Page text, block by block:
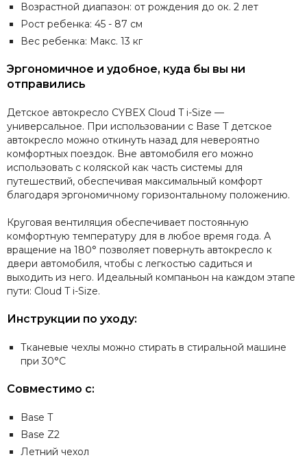
Возрастной диапазон: от рождения до ок. 2 лет
Рост ребенка: 45 - 87 см
Вес ребенка: Макс. 13 кг
Эргономичное и удобное, куда бы вы ни
отправились
Детское автокресло CYBEX Cloud T i-Size —
универсальное. При использовании с Base T детское
автокресло можно откинуть назад для невероятно
комфортных поездок. Вне автомобиля его можно
использовать с коляской как часть системы для
путешествий, обеспечивая максимальный комфорт
благодаря эргономичному горизонтальному положению.
Круговая вентиляция обеспечивает постоянную
комфортную температуру для в любое время года. А
вращение на 180° позволяет повернуть автокресло к
двери автомобиля, чтобы с легкостью садиться и
выходить из него. Идеальный компаньон на каждом этапе
пути: Cloud T i-Size.
Инструкции по уходу:
Тканевые чехлы можно стирать в стиральной машине
при 30°C
Совместимо с:
Base Т
Base Z2
Летний чехол